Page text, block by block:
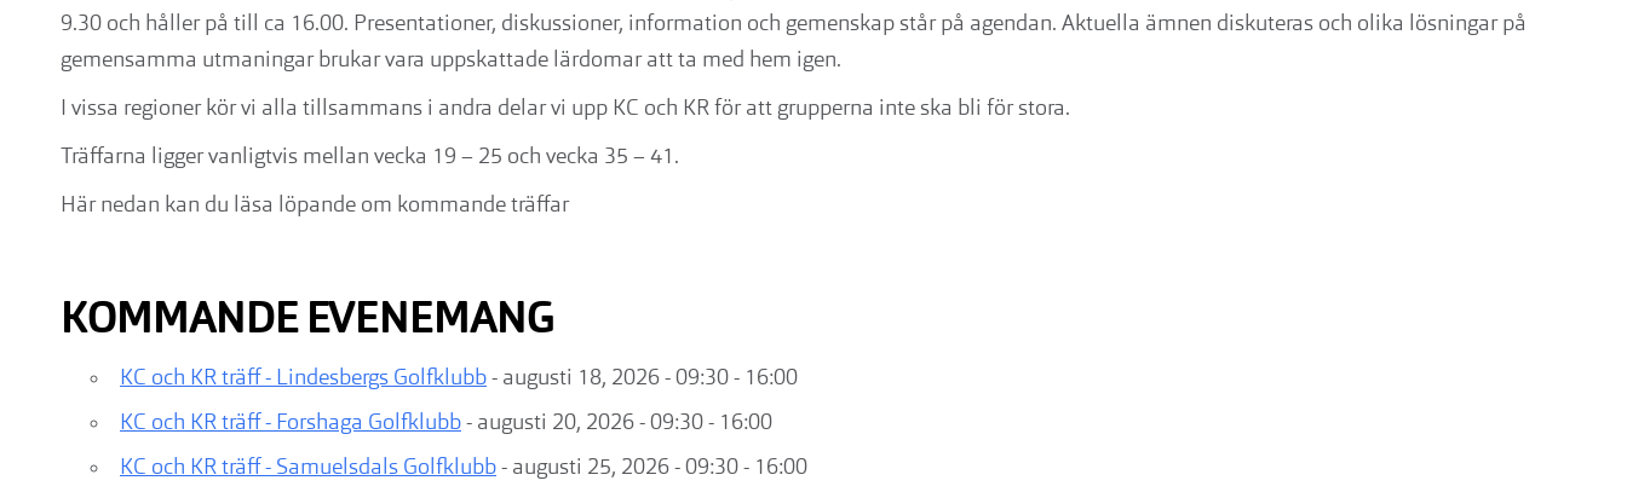
9.30 och håller på till ca 16.00. Presentationer, diskussioner, information och gemenskap står på agendan. Aktuella ämnen diskuteras och olika lösningar på
gemensamma utmaningar brukar vara uppskattade lärdomar att ta med hem igen.
I vissa regioner kör vi alla tillsammans i andra delar vi upp KC och KR för att grupperna inte ska bli för stora.
Träffarna ligger vanligtvis mellan vecka 19 – 25 och vecka 35 – 41.
Här nedan kan du läsa löpande om kommande träffar
KOMMANDE EVENEMANG
KC och KR träff - Lindesbergs Golfklubb - augusti 18, 2026 - 09:30 - 16:00
KC och KR träff - Forshaga Golfklubb - augusti 20, 2026 - 09:30 - 16:00
KC och KR träff - Samuelsdals Golfklubb - augusti 25, 2026 - 09:30 - 16:00